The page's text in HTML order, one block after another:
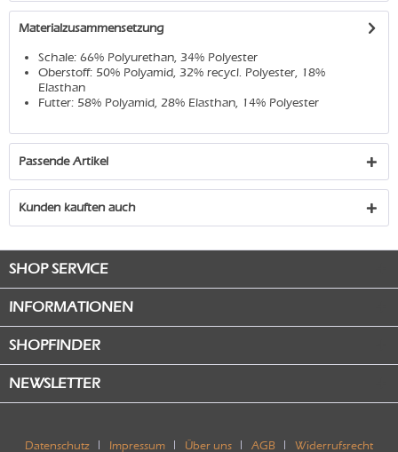
Materialzusammensetzung
Schale: 66% Polyurethan, 34% Polyester
Oberstoff: 50% Polyamid, 32% recycl. Polyester, 18%
Elasthan
Futter: 58% Polyamid, 28% Elasthan, 14% Polyester
Passende Artikel
Kunden kauften auch
SHOP SERVICE
INFORMATIONEN
SHOPFINDER
NEWSLETTER
Datenschutz Impressum Über uns AGB Widerrufsrecht